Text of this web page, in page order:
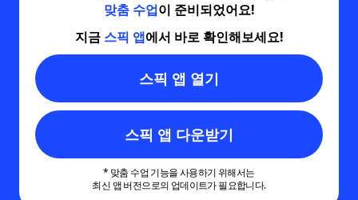
맞춤 수업이 준비되었어요!
지금 스픽 앱에서 바로 확인해보세요!
스픽 앱 열기
스픽 앱 다운받기
* 맞춤 수업 기능을 사용하기 위해서는
최신 앱 버전으로의 업데이트가 필요합니다.